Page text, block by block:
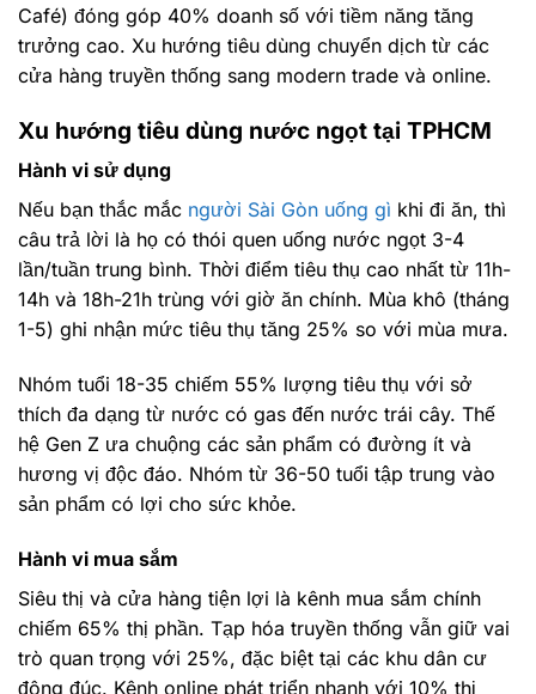
Café) đóng góp 40% doanh số với tiềm năng tăng
trưởng cao. Xu hướng tiêu dùng chuyển dịch từ các
cửa hàng truyền thống sang modern trade và online.
Xu hướng tiêu dùng nước ngọt tại TPHCM
Hành vi sử dụng
Nếu bạn thắc mắc người Sài Gòn uống gì khi đi ăn, thì
câu trả lời là họ có thói quen uống nước ngọt 3-4
lần/tuần trung bình. Thời điểm tiêu thụ cao nhất từ 11h-
14h và 18h-21h trùng với giờ ăn chính. Mùa khô (tháng
1-5) ghi nhận mức tiêu thụ tăng 25% so với mùa mưa.
Nhóm tuổi 18-35 chiếm 55% lượng tiêu thụ với sở
thích đa dạng từ nước có gas đến nước trái cây. Thế
hệ Gen Z ưa chuộng các sản phẩm có đường ít và
hương vị độc đáo. Nhóm từ 36-50 tuổi tập trung vào
sản phẩm có lợi cho sức khỏe.
Hành vi mua sắm
Siêu thị và cửa hàng tiện lợi là kênh mua sắm chính
chiếm 65% thị phần. Tạp hóa truyền thống vẫn giữ vai
trò quan trọng với 25%, đặc biệt tại các khu dân cư
đông đúc. Kênh online phát triển nhanh với 10% thị